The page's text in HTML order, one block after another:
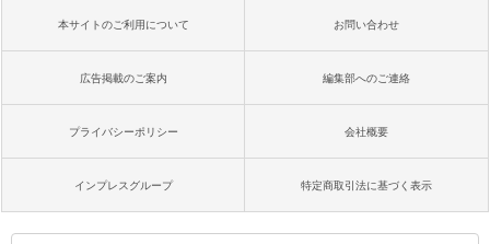
本サイトのご利用について お問い合わせ
広告掲載のご案内 編集部へのご連絡
プライバシーポリシー 会社概要
インプレスグループ 特定商取引法に基づく表示